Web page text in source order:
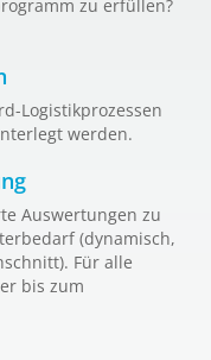
zu erfüllen?
Logistikprozessen
werden.
Auswertungen zu
(dynamisch,
Für alle
bis zum